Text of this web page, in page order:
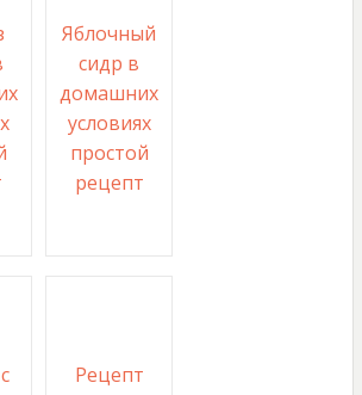
Яблочный
сидр в
домашних
условиях
простой
рецепт
Рецепт